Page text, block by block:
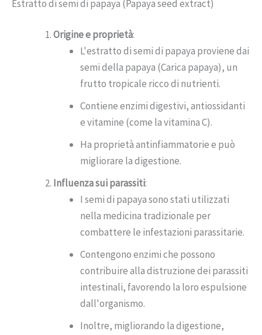
Estratto di semi di papaya (Papaya seed extract)
Origine e proprietà:
L'estratto di semi di papaya proviene dai
semi della papaya (Carica papaya), un
frutto tropicale ricco di nutrienti.
Contiene enzimi digestivi, antiossidanti
e vitamine (come la vitamina C).
Ha proprietà antinfiammatorie e può
migliorare la digestione.
Influenza sui parassiti:
I semi di papaya sono stati utilizzati
nella medicina tradizionale per
combattere le infestazioni parassitarie.
Contengono enzimi che possono
contribuire alla distruzione dei parassiti
intestinali, favorendo la loro espulsione
dall'organismo.
Inoltre, migliorando la digestione,